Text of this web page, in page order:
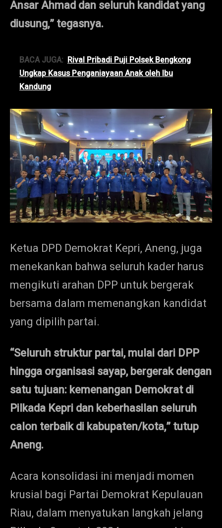
Ansar Ahmad dan seluruh kandidat yang
diusung,” tegasnya.
BACA JUGA: Rival Pribadi Puji Polsek Bengkong
Ungkap Kasus Penganiayaan Anak oleh Ibu
Kandung
Ketua DPD Demokrat Kepri, Aneng, juga
menekankan bahwa seluruh kader harus
mengikuti arahan DPP untuk bergerak
bersama dalam memenangkan kandidat
yang dipilih partai.
“Seluruh struktur partai, mulai dari DPP
hingga organisasi sayap, bergerak dengan
satu tujuan: kemenangan Demokrat di
Pilkada Kepri dan keberhasilan seluruh
calon terbaik di kabupaten/kota,” tutup
Aneng.
Acara konsolidasi ini menjadi momen
krusial bagi Partai Demokrat Kepulauan
Riau, dalam menyatukan langkah jelang